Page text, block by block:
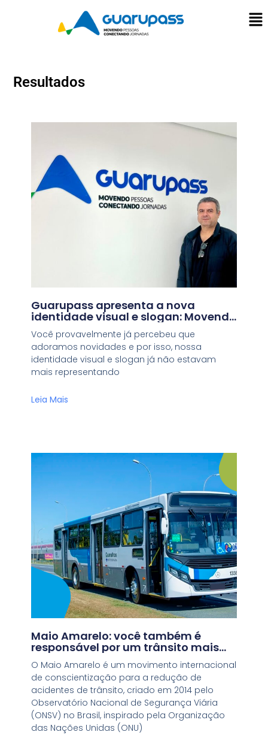
Resultados
Guarupass apresenta a nova
identidade visual e slogan: Movendo
pessoas. Conectando jornadas
Você provavelmente já percebeu que
adoramos novidades e por isso, nossa
identidade visual e slogan já não estavam
mais representando
Leia Mais
Maio Amarelo: você também é
responsável por um trânsito mais
seguro
O Maio Amarelo é um movimento internacional
de conscientização para a redução de
acidentes de trânsito, criado em 2014 pelo
Observatório Nacional de Segurança Viária
(ONSV) no Brasil, inspirado pela Organização
das Nações Unidas (ONU)